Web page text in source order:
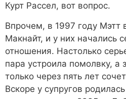
Курт Рассел, вот вопрос.
Впрочем, в 1997 году Мэтт
Макнайт, и у них начались
отношения. Настолько
пара устроила помолвку, а
только через пять лет
Вскоре у супругов